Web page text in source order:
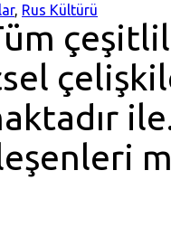
, Rus Kültürü